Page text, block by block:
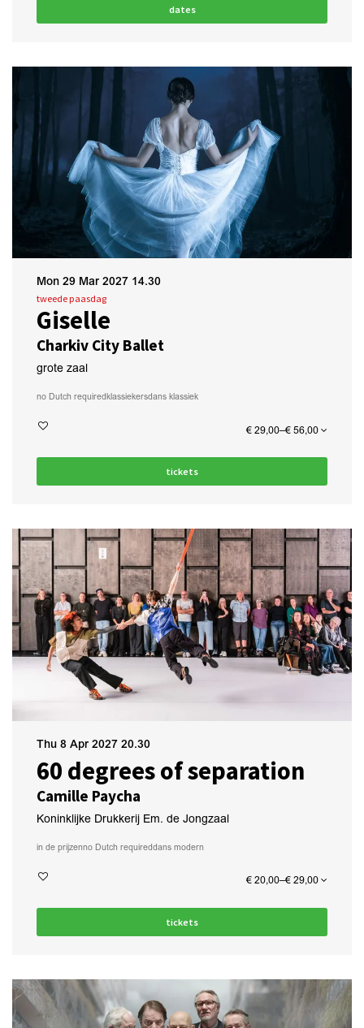
dates
Giselle
Charkiv City Ballet
tweede paasdag
Mon 29 Mar 2027 14.30
grote zaal
no Dutch requiredklassiekersdans klassiek
€ 29,00–€ 56,00
tickets
60 degrees of separation
Camille Paycha
Thu 8 Apr 2027 20.30
Koninklijke Drukkerij Em. de Jongzaal
in de prijzenno Dutch requireddans modern
€ 20,00–€ 29,00
tickets